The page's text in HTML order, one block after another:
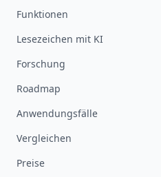
Funktionen
Lesezeichen mit KI
Forschung
Roadmap
Anwendungsfälle
Vergleichen
Preise